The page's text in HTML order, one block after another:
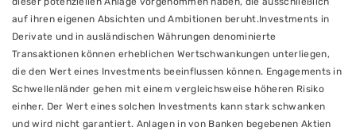
auf ihren eigenen Absichten und Ambitionen beruht.Investments in
Derivate und in ausländischen Währungen denominierte
Transaktionen können erheblichen Wertschwankungen unterliegen,
die den Wert eines Investments beeinflussen können. Engagements in
Schwellenländer gehen mit einem vergleichsweise höheren Risiko
einher. Der Wert eines solchen Investments kann stark schwanken
und wird nicht garantiert. Anlagen in von Banken begebenen Aktien